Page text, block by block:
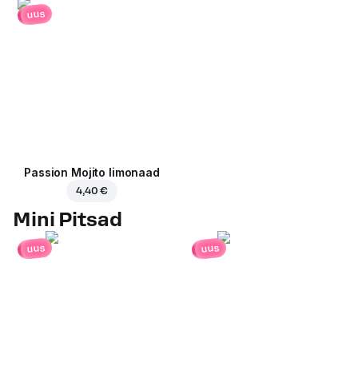
uus
Passion Mojito limonaad
4,40 €
Mini Pitsad
uus uus